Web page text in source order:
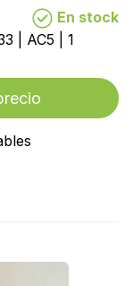
En stock
| AC5 | 1